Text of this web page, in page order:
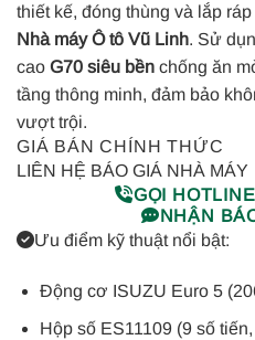
thiết kế, đóng thùng và lắp
Nhà máy Ô tô Vũ Linh. Sử
cao G70 siêu bền chống ăn
tầng thông minh, đảm bảo
vượt trội.
GIÁ BÁN CHÍNH THỨC
LIÊN HỆ BÁO GIÁ NHÀ MÁY
GỌI
NHẬN
Ưu điểm kỹ thuật nổi bật:
Động cơ ISUZU Euro 5
Hộp số ES11109 (9 số